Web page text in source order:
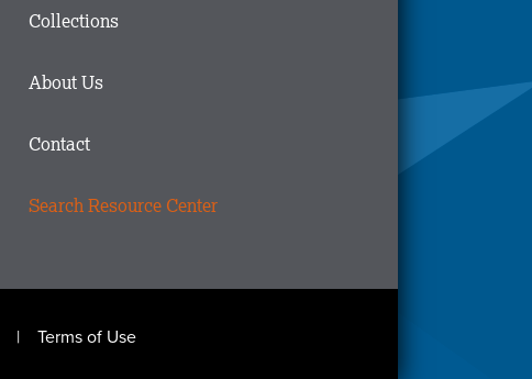
Footer
Collections
About Us
Contact
Search Resource Center
Terms of Use